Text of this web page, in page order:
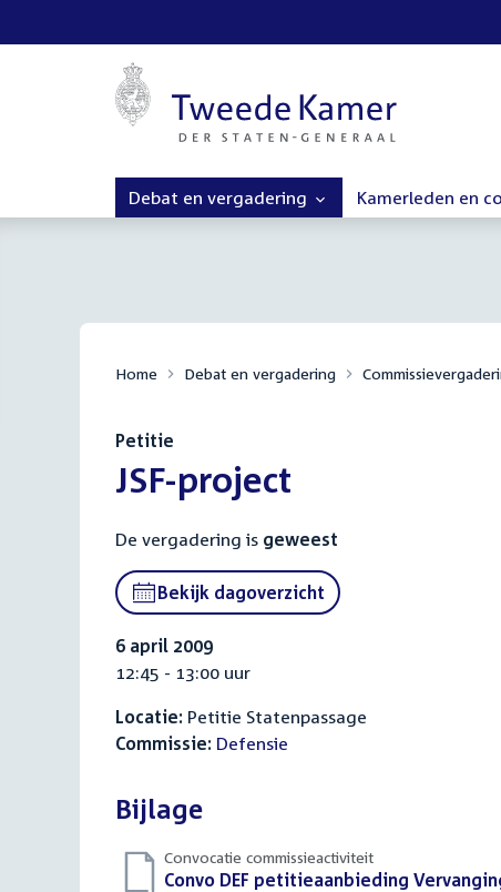
Debat en vergadering Kamerleden en
Home Debat en vergadering
Petitie
JSF-project
De vergadering is geweest
Bekijk dagoverzicht
6 april 2009
12:45 - 13:00 uur
Locatie: Petitie Statenpassage
Commissie: Defensie
Bijlage
Convocatie commissieactiviteit
Download
Convo DEF petitieaanbieding